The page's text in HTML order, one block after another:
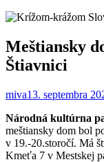
Meštiansky
Štiavnici
miva13. septembra
Národná kultúrna
meštiansky dom bol
v 19.-20.storočí. Má
Kmeťa 7 v Mestskej